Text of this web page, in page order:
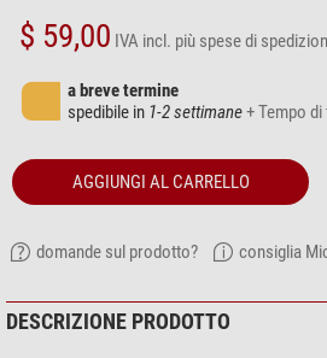
$ 59,00 IVA incl. più spese di
a breve termine
spedibile in 1-2 settimane+ Tempo
AGGIUNGI AL CARRELLO
domande sul prodotto? consiglia
DESCRIZIONE PRODOTTO